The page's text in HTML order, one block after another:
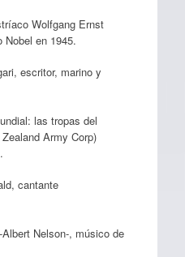
Wolfgang Ernst
Nobel en 1945.
escritor, marino y
las tropas del
Army Corp)
cantante
Nelson-, músico de